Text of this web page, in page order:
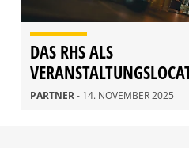
DAS RHS ALS
PARTNER- 14. NOVEMBER 2025